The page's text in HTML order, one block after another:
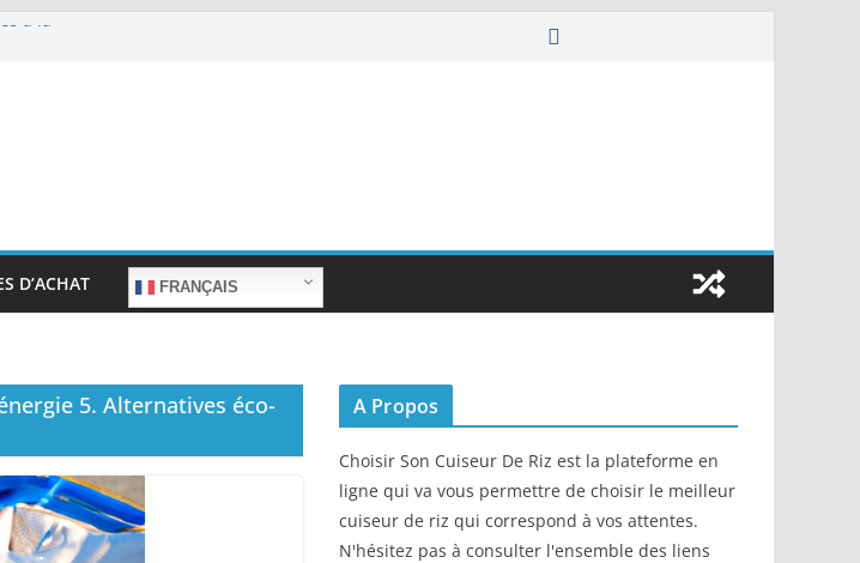
à la
D’ACHAT FRANÇAIS
5. Alternatives éco-
A Propos
Choisir Son Cuiseur De Riz est la plateforme en
ligne qui va vous permettre de choisir le meilleur
cuiseur de riz qui correspond à vos attentes.
N'hésitez pas à consulter l'ensemble des liens